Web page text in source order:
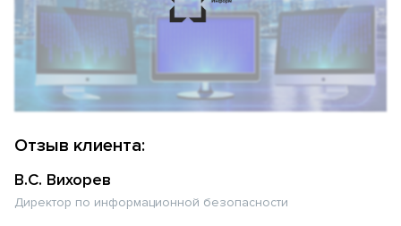
Отзыв клиента:
В.С. Вихорев
Директор по информационной безопасности